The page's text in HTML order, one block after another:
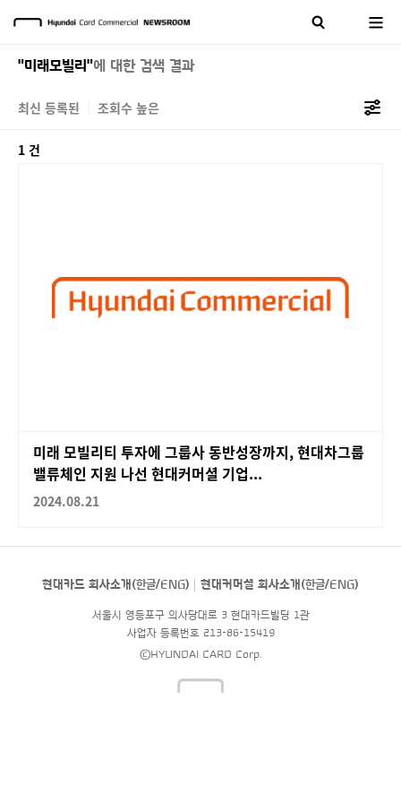
"미래모빌리"에 대한 검색 결과
최신 등록된 조회수 높은
1 건
미래 모빌리티 투자에 그룹사 동반성장까지, 현대차그룹
밸류체인 지원 나선 현대커머셜 기업...
2024.08.21
현대카드 회사소개(한글/ENG) 현대커머셜 회사소개(한글/ENG)
서울시 영등포구 의사당대로 3 현대카드빌딩 1관
사업자 등록번호 213-86-15419
©HYUNDAI CARD Corp.